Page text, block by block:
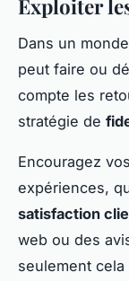
Exploiter
Dans un
peut faire ou
compte les
stratégie de
Encouragez
expériences,
satisfaction
web ou des
seulement cela